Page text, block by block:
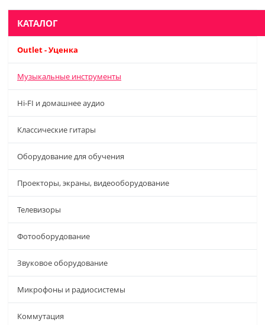
КАТАЛОГ
Outlet - Уценка
Музыкальные инструменты
Hi-FI и домашнее аудио
Классические гитары
Оборудование для обучения
Проекторы, экраны, видеооборудование
Телевизоры
Фотооборудование
Звуковое оборудование
Микрофоны и радиосистемы
Коммутация